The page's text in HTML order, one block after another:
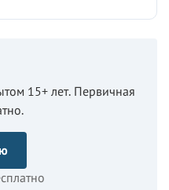
15+ лет. Первичная